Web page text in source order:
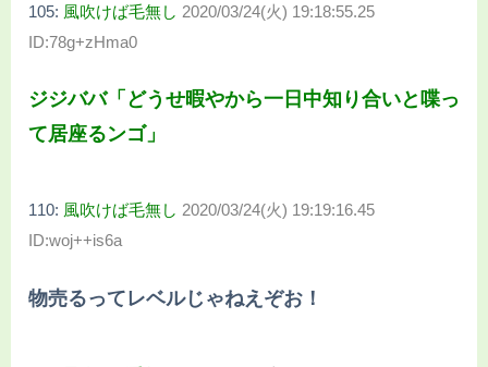
105: 風吹けば毛無し 2020/03/24(火) 19:18:55.25
ID:78g+zHma0
ジジババ「どうせ暇やから一日中知り合いと喋っ
て居座るンゴ」
110: 風吹けば毛無し 2020/03/24(火) 19:19:16.45
ID:woj++is6a
物売るってレベルじゃねえぞお！